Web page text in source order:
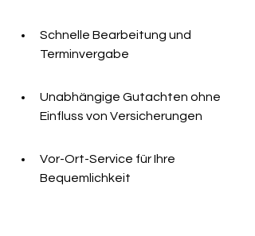
Schnelle Bearbeitung und
Terminvergabe
Unabhängige Gutachten ohne
Einfluss von Versicherungen
Vor-Ort-Service für Ihre
Bequemlichkeit